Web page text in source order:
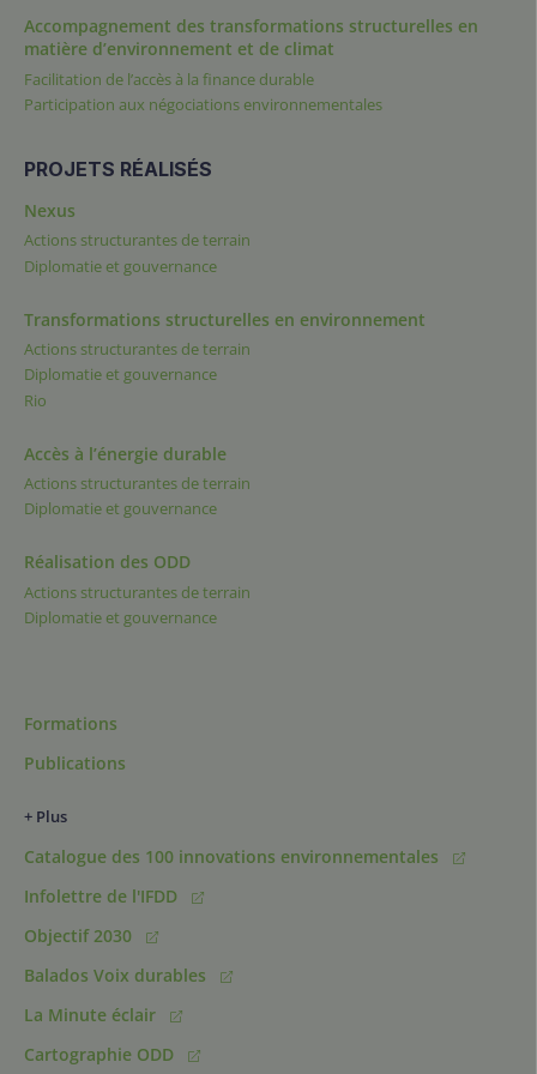
Accompagnement des transformations structurelles en
matière d’environnement et de climat
Facilitation de l’accès à la finance durable
Participation aux négociations environnementales
PROJETS RÉALISÉS
Nexus
Actions structurantes de terrain
Diplomatie et gouvernance
Transformations structurelles en environnement
Actions structurantes de terrain
Diplomatie et gouvernance
Rio
Accès à l’énergie durable
Actions structurantes de terrain
Diplomatie et gouvernance
Réalisation des ODD
Actions structurantes de terrain
Diplomatie et gouvernance
Formations
Publications
+ Plus
Catalogue des 100 innovations environnementales
Infolettre de l'IFDD
Objectif 2030
Balados Voix durables
La Minute éclair
Cartographie ODD